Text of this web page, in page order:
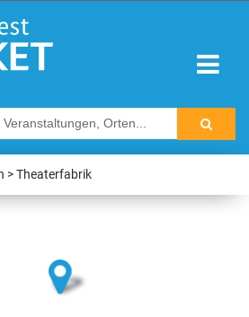
Theaterfabrik